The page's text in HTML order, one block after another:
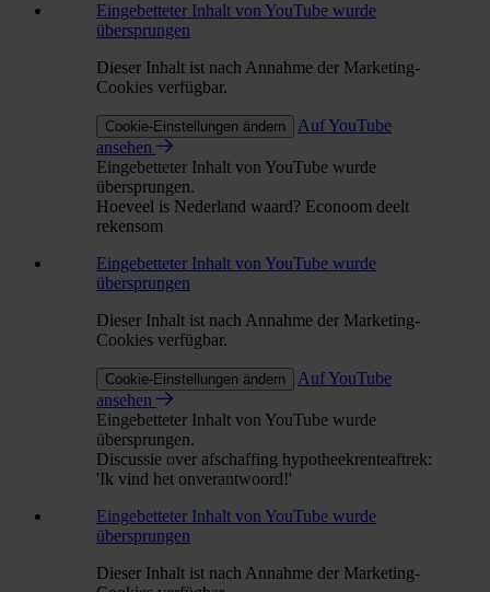
Eingebetteter Inhalt von YouTube wurde
übersprungen
Dieser Inhalt ist nach Annahme der Marketing-
Cookies verfügbar.
Cookie-Einstellungen ändern
Auf YouTube
ansehen
Eingebetteter Inhalt von YouTube wurde
übersprungen.
Hoeveel is Nederland waard? Econoom deelt
rekensom
Eingebetteter Inhalt von YouTube wurde
übersprungen
Dieser Inhalt ist nach Annahme der Marketing-
Cookies verfügbar.
Cookie-Einstellungen ändern
Auf YouTube
ansehen
Eingebetteter Inhalt von YouTube wurde
übersprungen.
Discussie over afschaffing hypotheekrenteaftrek:
'Ik vind het onverantwoord!'
Eingebetteter Inhalt von YouTube wurde
übersprungen
Dieser Inhalt ist nach Annahme der Marketing-